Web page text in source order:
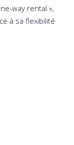
way rental »,
à sa flexibilité